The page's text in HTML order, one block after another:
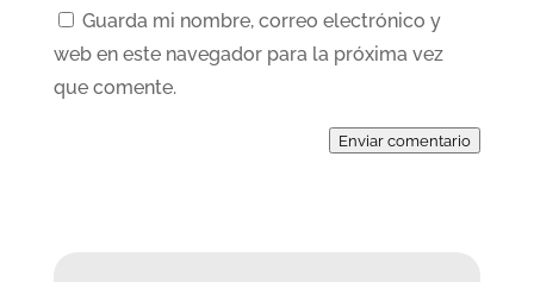
Guarda mi nombre, correo electrónico y
web en este navegador para la próxima vez
que comente.
Enviar comentario